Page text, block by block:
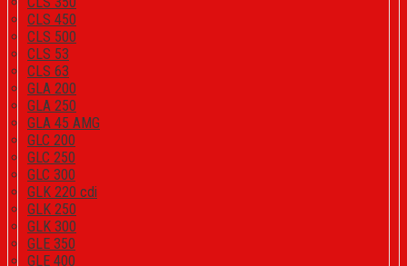
CLS 450
CLS 500
CLS 53
CLS 63
GLA 200
GLA 250
GLA 45 AMG
GLC 200
GLC 250
GLC 300
GLK 220 cdi
GLK 250
GLK 300
GLE 350
GLE 400